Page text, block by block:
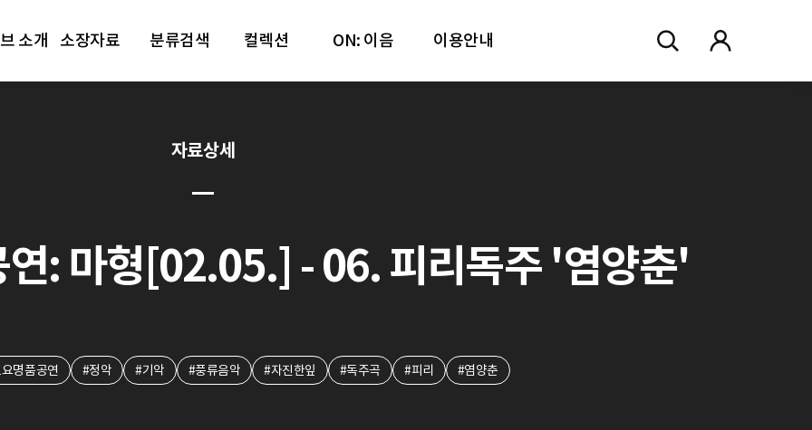
소개 소장자료 분류검색 컬렉션 ON: 이음 이용안내
자료상세
: 마형[02.05.] - 06. 피리독주 '염양춘'
명품공연 #정악 #기악 #풍류음악 #자진한잎 #독주곡 #피리 #염양춘